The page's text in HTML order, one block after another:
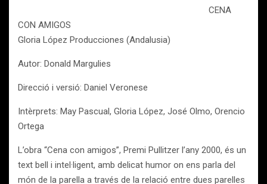
CENA
CON AMIGOS
Gloria López Producciones (Andalusia)
Autor: Donald Margulies
Direcció i versió: Daniel Veronese
Intèrprets: May Pascual, Gloria López, José Olmo, Orencio
Ortega
L’obra “Cena con amigos”, Premi Pullitzer l’any 2000, és un
text bell i intel·ligent, amb delicat humor on ens parla del
món de la parella a través de la relació entre dues parelles